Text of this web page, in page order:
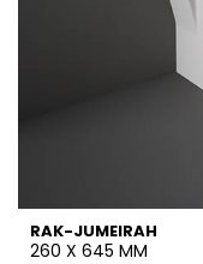
RAK-JUMEIRAH
260 X 645 MM